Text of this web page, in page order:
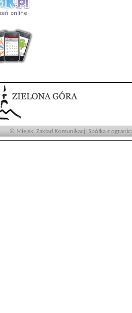
© Miejski Zakład Komunikacji Spółka z